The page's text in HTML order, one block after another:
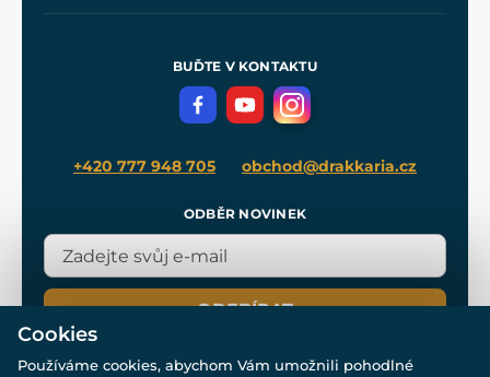
Meče pro Kingdom Come
BUĎTE V KONTAKTU
+420 777 948 705 obchod@drakkaria.cz
ODBĚR NOVINEK
ODEBÍRAT
Cookies
Používáme cookies, abychom Vám umožnili pohodlné